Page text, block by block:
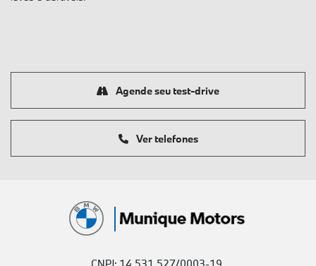
Ver telefones
Agende seu test-drive